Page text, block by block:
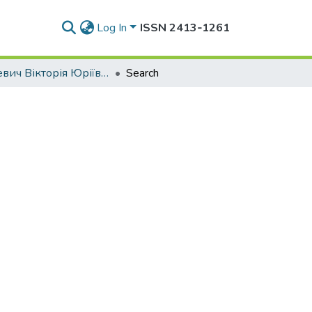
Log In ISSN 2413‑1261
Гриневич Вікторія Юріївна Search